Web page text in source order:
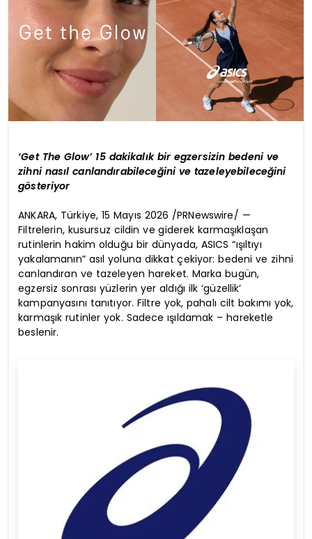
‘Get The Glow’ 15 dakikalık bir egzersizin bedeni ve
zihni nasıl canlandırabileceğini ve tazeleyebileceğini
gösteriyor
ANKARA, Türkiye, 15 Mayıs 2026 /PRNewswire/ —
Filtrelerin, kusursuz cildin ve giderek karmaşıklaşan
rutinlerin hakim olduğu bir dünyada, ASICS “ışıltıyı
yakalamanın” asıl yoluna dikkat çekiyor: bedeni ve zihni
canlandıran ve tazeleyen hareket. Marka bugün,
egzersiz sonrası yüzlerin yer aldığı ilk ‘güzellik’
kampanyasını tanıtıyor. Filtre yok, pahalı cilt bakımı yok,
karmaşık rutinler yok. Sadece ışıldamak – hareketle
beslenir.